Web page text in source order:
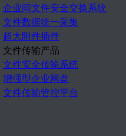
企业间文件安全交换系统
文件数据统一采集
超大附件插件
文件传输产品
文件安全传输系统
增强型企业网盘
文件传输管控平台